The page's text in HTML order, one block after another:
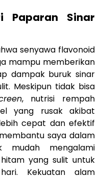
Paparan Sinar
senyawa flavonoid
mampu memberikan
dampak buruk sinar
Meskipun tidak bisa
, nutrisi rempah
yang rusak akibat
cepat dan efektif
saya dalam
mengalami
yang sulit untuk
Kekuatan alam